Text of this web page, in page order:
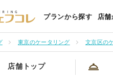
プランから探す 店
東京のケータリング 文京区の
店舗トップ